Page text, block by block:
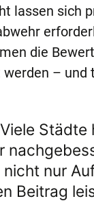
lassen sich
die
– und
Viele Städte
nicht nur
Beitrag